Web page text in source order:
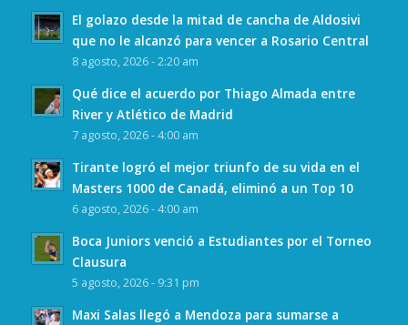
El golazo desde la mitad de cancha de Aldosivi
que no le alcanzó para vencer a Rosario Central
8 agosto, 2026 - 2:20 am
Qué dice el acuerdo por Thiago Almada entre
River y Atlético de Madrid
7 agosto, 2026 - 4:00 am
Tirante logró el mejor triunfo de su vida en el
Masters 1000 de Canadá, eliminó a un Top 10
6 agosto, 2026 - 4:00 am
Boca Juniors venció a Estudiantes por el Torneo
Clausura
5 agosto, 2026 - 9:31 pm
Maxi Salas llegó a Mendoza para sumarse a